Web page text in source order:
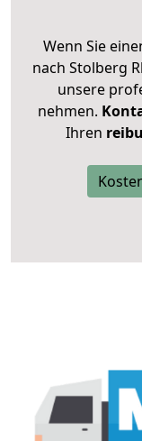
Wenn Sie
nach Stolberg
unsere
nehmen.
Ihren